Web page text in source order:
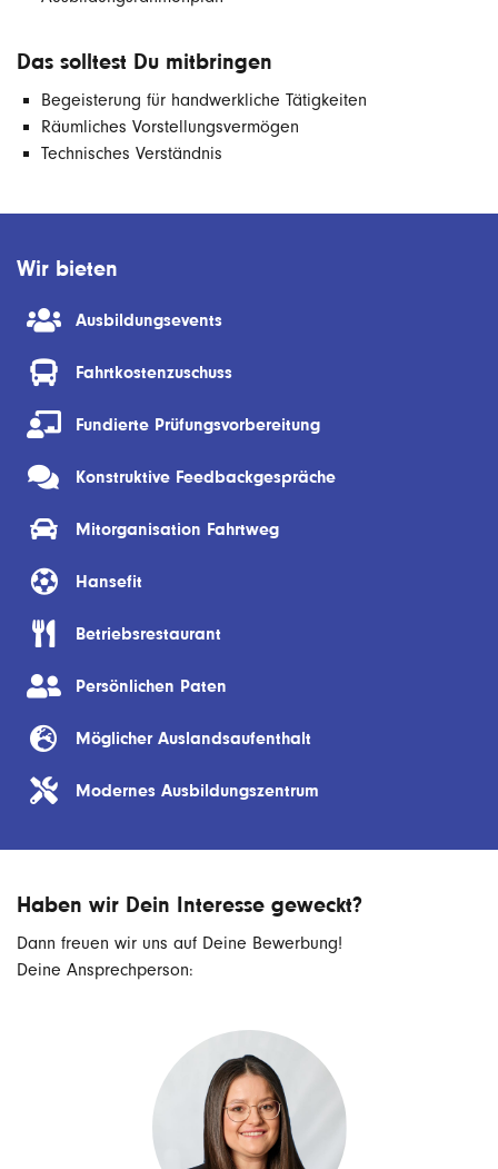
Das solltest Du mitbringen
Begeisterung für handwerkliche Tätigkeiten
Räumliches Vorstellungsvermögen
Technisches Verständnis
Wir bieten
Ausbildungsevents
Fahrtkostenzuschuss
Fundierte Prüfungsvorbereitung
Konstruktive Feedbackgespräche
Mitorganisation Fahrtweg
Hansefit
Betriebsrestaurant
Persönlichen Paten
Möglicher Auslandsaufenthalt
Modernes Ausbildungszentrum
Haben wir Dein Interesse geweckt?
Dann freuen wir uns auf Deine Bewerbung!
Deine Ansprechperson: